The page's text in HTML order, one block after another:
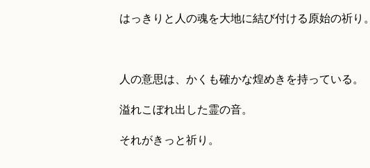
はっきりと人の魂を大地に結び付ける原始の祈り。
人の意思は、かくも確かな煌めきを持っている。
溢れこぼれ出した霊の音。
それがきっと祈り。